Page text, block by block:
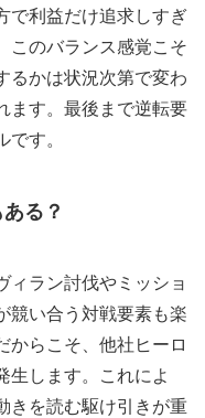
で利益だけ追求しすぎ
このバランス感覚こそ
るかは状況次第で変わ
ます。最後まで逆転要
す。
る？
ィラン討伐やミッショ
競い合う対戦要素も楽
からこそ、他社ヒーロ
生します。これによ
きを読む駆け引きが重